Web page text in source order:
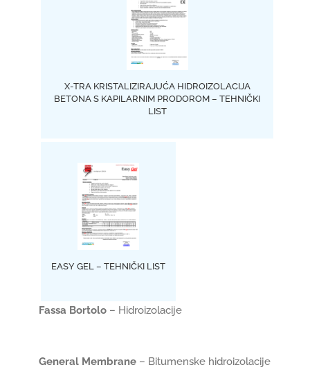
X-TRA KRISTALIZIRAJUĆA HIDROIZOLACIJA
BETONA S KAPILARNIM PRODOROM – TEHNIČKI
LIST
EASY GEL – TEHNIČKI LIST
Fassa Bortolo – Hidroizolacije
General Membrane– Bitumenske hidroizolacije